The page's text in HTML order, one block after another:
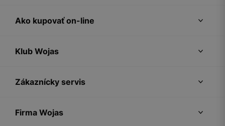
Ako kupovať on-line
Klub Wojas
Zákaznícky servis
Firma Wojas